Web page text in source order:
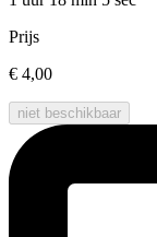
Prijs
€ 4,00
niet beschikbaar